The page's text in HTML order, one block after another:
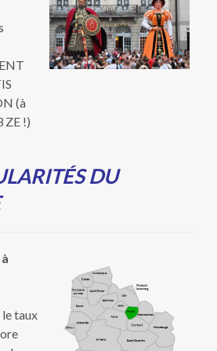
(à
ZE !)
DU
taux